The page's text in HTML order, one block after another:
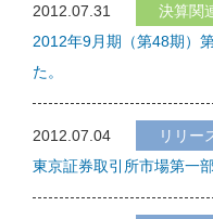
2012.07.31
決算関
2012年9月期（第48期）
た。
2012.07.04
リリー
東京証券取引所市場第一